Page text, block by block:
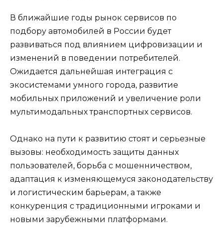
В ближайшие годы рынок сервисов по
подбору автомобилей в России будет
развиваться под влиянием цифровизации и
изменений в поведении потребителей.
Ожидается дальнейшая интеграция с
экосистемами умного города, развитие
мобильных приложений и увеличение роли
мультимодальных транспортных сервисов.
Однако на пути к развитию стоят и серьезные
вызовы: необходимость защиты данных
пользователей, борьба с мошенничеством,
адаптация к изменяющемуся законодательству
и логистическим барьерам, а также
конкуренция с традиционными игроками и
новыми зарубежными платформами.